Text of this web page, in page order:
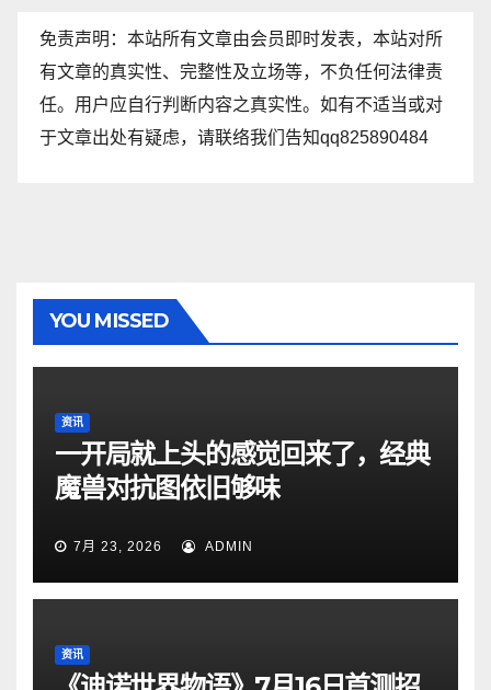
免责声明：本站所有文章由会员即时发表，本站对所
有文章的真实性、完整性及立场等，不负任何法律责
任。用户应自行判断内容之真实性。如有不适当或对
于文章出处有疑虑，请联络我们告知qq825890484
YOU MISSED
资讯
一开局就上头的感觉回来了，经典
魔兽对抗图依旧够味
7月 23, 2026 ADMIN
资讯